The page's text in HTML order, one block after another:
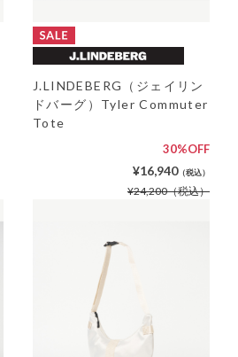
J.LINDEBERG（ジェイリン
ドバーグ）Tyler Commuter
Tote
30%OFF
¥16,940（税込）
¥24,200（税込）